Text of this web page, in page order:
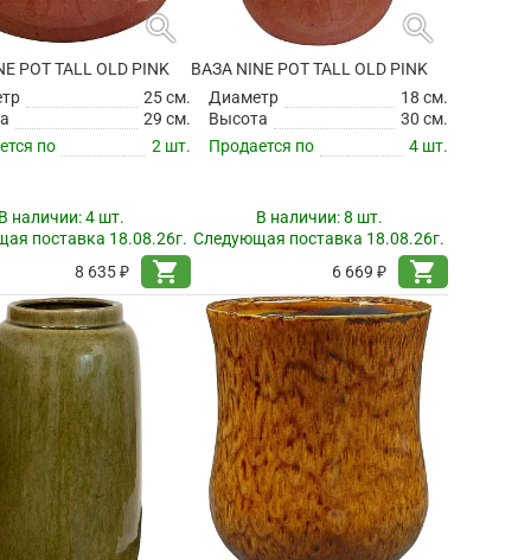
search
POT TALL OLD PINK
25 см.
29 см.
по
2 шт.
наличии:4 шт.
поставка 18.08.26г.
8 635 ₽
shopping_cart
search
ВАЗА NINE POT TALL OLD PINK
Диаметр
18 см.
Высота
30 см.
Продается по
4 шт.
В наличии:8 шт.
Следующая поставка 18.08.26г.
6 669 ₽
shopping_cart